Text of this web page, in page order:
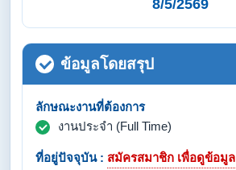
8/5/2569
ข้อมูลโดยสรุป
ลักษณะงานที่ต้องการ
งานประจำ (Full Time)
ที่อยู่ปัจจุบัน : สมัครสมาชิก เพื่อดูข้อมูล